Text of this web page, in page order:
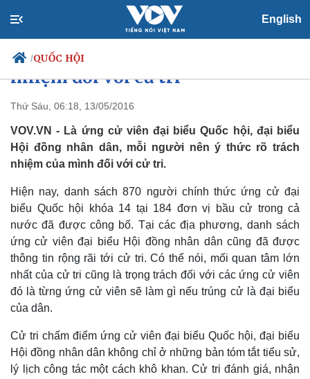
English
/QUỐC HỘI
Chính trị
Đảng
Tổ chức nhân sự
Nhận diện sự thật
Xã hội
Tin 24h
Dấu ấn VOV
Việc làm
Biển đảo
Ứng cử viên phải ý thức rõ trách
nhiệm đối với cử tri
Thứ Sáu, 06:18, 13/05/2016
VOV.VN - Là ứng cử viên đại biểu Quốc hội, đại biểu
Hội đồng nhân dân, mỗi người nên ý thức rõ trách
nhiệm của mình đối với cử tri.
Hiện nay, danh sách 870 người chính thức ứng cử đại
biểu Quốc hội khóa 14 tại 184 đơn vị bầu cử trong cả
nước đã được công bố. Tại các địa phương, danh sách
ứng cử viên đại biểu Hội đồng nhân dân cũng đã được
thông tin rộng rãi tới cử tri. Có thể nói, mối quan tâm lớn
nhất của cử tri cũng là trọng trách đối với các ứng cử viên
đó là từng ứng cử viên sẽ làm gì nếu trúng cử là đại biểu
của dân.
Cử tri chấm điểm ứng cử viên đại biểu Quốc hội, đại biểu
Hội đồng nhân dân không chỉ ở những bản tóm tắt tiểu sử,
lý lịch công tác một cách khô khan. Cử tri đánh giá, nhận